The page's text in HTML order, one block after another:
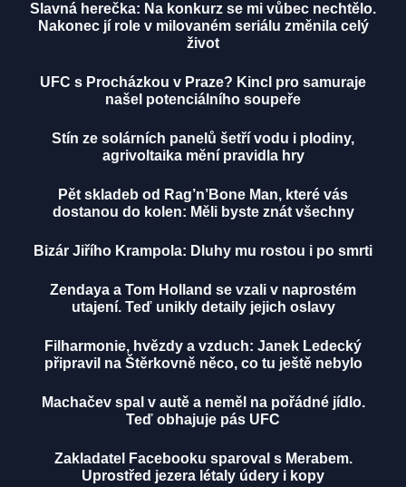
Slavná herečka: Na konkurz se mi vůbec nechtělo.
Nakonec jí role v milovaném seriálu změnila celý
život
UFC s Procházkou v Praze? Kincl pro samuraje
našel potenciálního soupeře
Stín ze solárních panelů šetří vodu i plodiny,
agrivoltaika mění pravidla hry
Pět skladeb od Rag’n’Bone Man, které vás
dostanou do kolen: Měli byste znát všechny
Bizár Jiřího Krampola: Dluhy mu rostou i po smrti
Zendaya a Tom Holland se vzali v naprostém
utajení. Teď unikly detaily jejich oslavy
Filharmonie, hvězdy a vzduch: Janek Ledecký
připravil na Štěrkovně něco, co tu ještě nebylo
Machačev spal v autě a neměl na pořádné jídlo.
Teď obhajuje pás UFC
Zakladatel Facebooku sparoval s Merabem.
Uprostřed jezera létaly údery i kopy